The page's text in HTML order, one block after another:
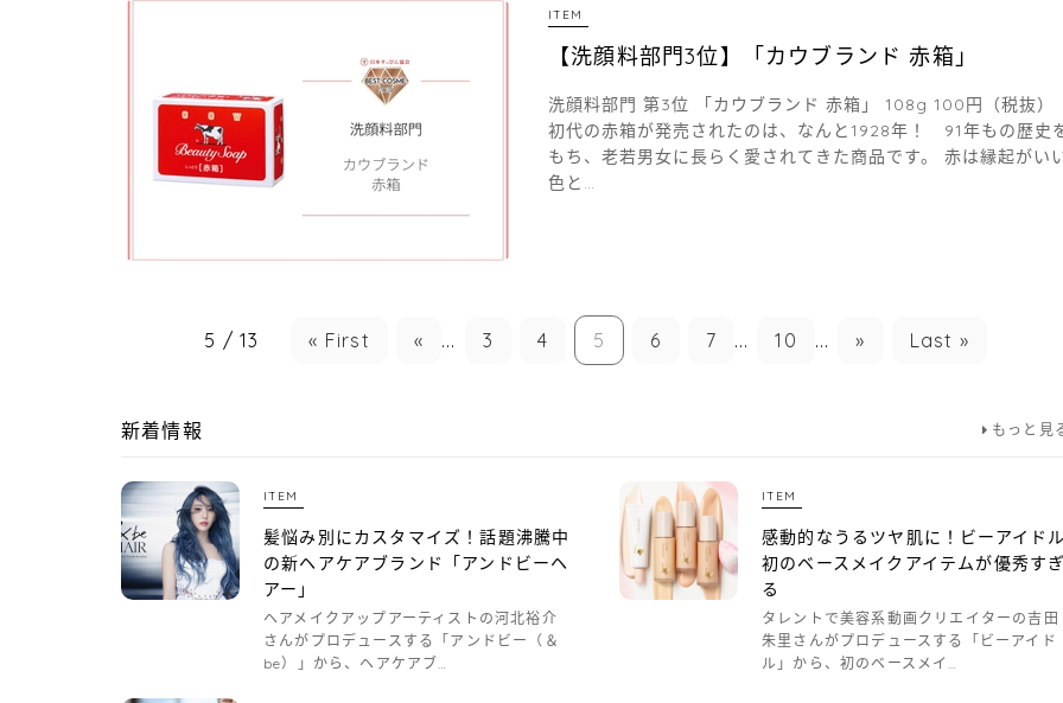
ITEM
【洗顔料部門3位】「カウブランド 赤箱」
洗顔料部門 第3位 「カウブランド 赤箱」 108g 100円（税抜）
初代の赤箱が発売されたのは、なんと1928年！ 91年もの歴史
もち、老若男女に長らく愛されてきた商品です。 赤は縁起がい
色と…
5 / 13 « First « ... 3 4 5 6 7 ... 10 ... » Last »
新着情報 もっと見
ITEM
髪悩み別にカスタマイズ！話題沸騰中
の新ヘアケアブランド「アンドビーヘ
アー」
ヘアメイクアップアーティストの河北裕介
さんがプロデュースする「アンドビー（＆
be）」から、ヘアケアブ…
ITEM
感動的なうるツヤ肌に！ビーアイドル
初のベースメイクアイテムが優秀すぎ
る
タレントで美容系動画クリエイターの吉田
朱里さんがプロデュースする「ビーアイド
ル」から、初のベースメイ…